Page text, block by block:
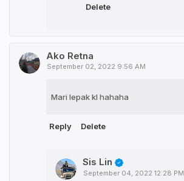
Delete
Ako Retna
September 02, 2022 9:56 AM
Mari lepak kl hahaha
Reply Delete
Sis Lin
September 04, 2022 12:28 PM